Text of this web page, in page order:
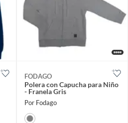
FODAGO
Polera con Capucha para Niño
- Franela Gris
Por Fodago